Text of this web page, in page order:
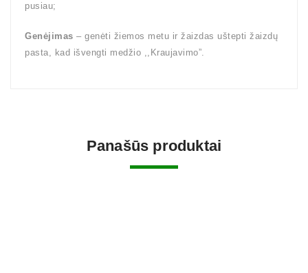
pusiau;
Genėjimas – genėti žiemos metu ir žaizdas uštepti žaizdų
pasta, kad išvengti medžio ,,Kraujavimo”.
Panašūs produktai